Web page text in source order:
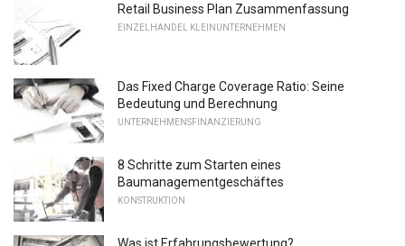
Retail Business Plan Zusammenfassung
EINZELHANDEL KLEINUNTERNEHMEN
Das Fixed Charge Coverage Ratio: Seine
Bedeutung und Berechnung
UNTERNEHMENSFINANZIERUNG
8 Schritte zum Starten eines
Baumanagementgeschäftes
KONSTRUKTION
Was ist Erfahrungsbewertung?